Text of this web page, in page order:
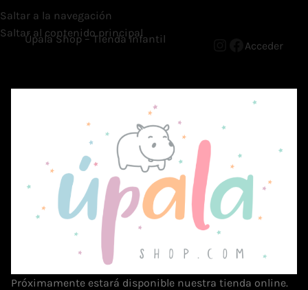
Saltar a la navegación
Saltar al contenido principal
Úpala Shop – Tienda Infantil
Acceder
Próximamente estará disponible nuestra tienda online.